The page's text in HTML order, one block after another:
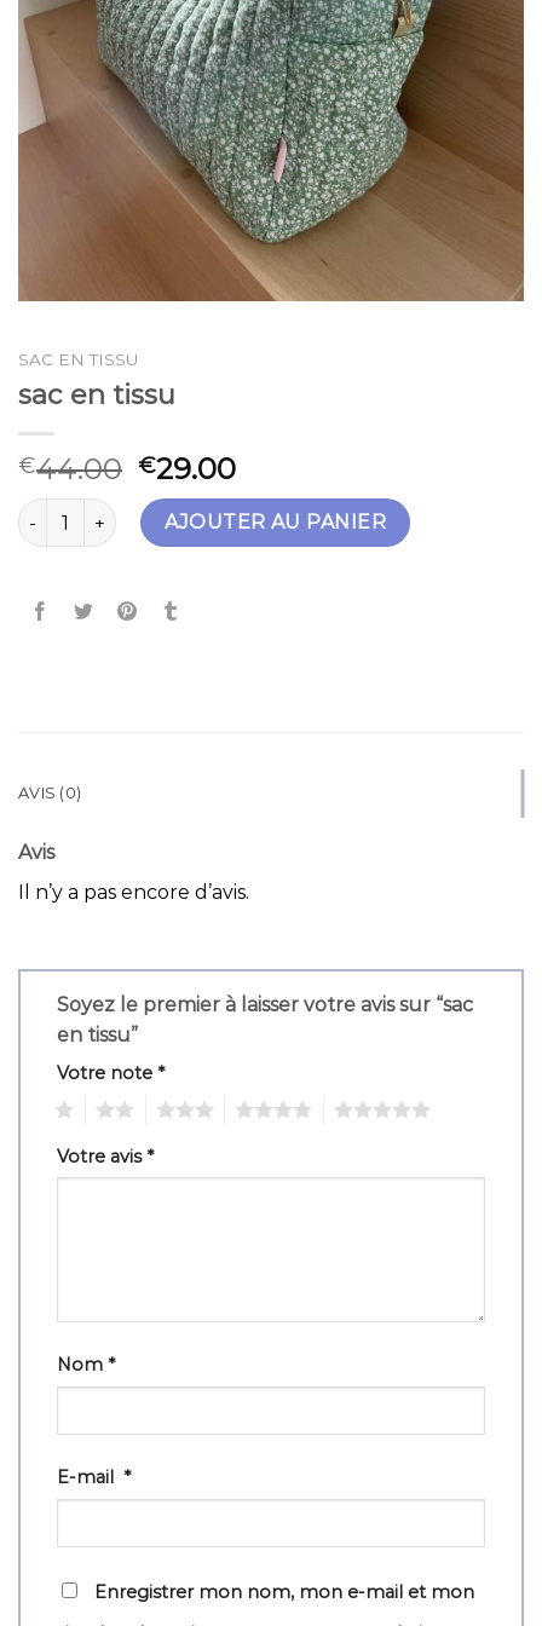
SAC EN TISSU
sac en tissu
€44.00 €29.00
quantité de sac en tissuAJOUTER AU PANIER
AVIS (0)
Avis
Il n’y a pas encore d’avis.
Soyez le premier à laisser votre avis sur “sac
en tissu”
Votre note *
Votre avis*
Nom *
E-mail *
Enregistrer mon nom, mon e-mail et mon